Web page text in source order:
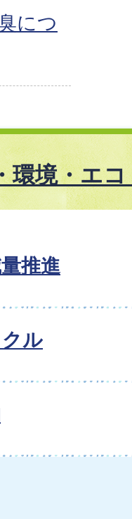
につ
環境・エ
推進
ル